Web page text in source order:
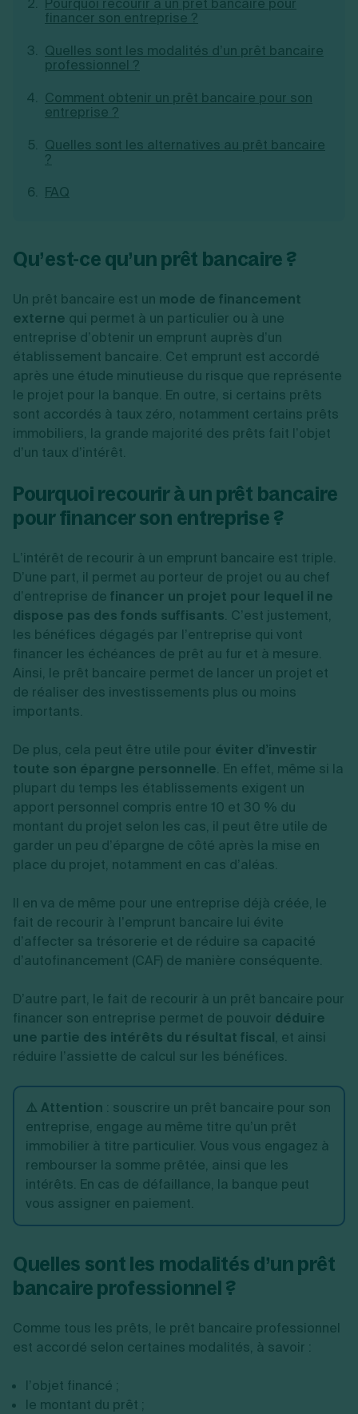
Toutes les modifications
Je suis autonome
Je souhaite être accompagné
Découvrez notre cabinet d'expertise
comptable LS Compta
Création d'EURL
Création de SARL
Création de SAS
Création d'association
Aides à la création d’entreprise
Fermeture d’une entreprise
Pourquoi recourir à un prêt bancaire pour
financer son entreprise ?
Quelles sont les modalités d’un prêt bancaire
professionnel ?
Comment obtenir un prêt bancaire pour son
entreprise ?
Quelles sont les alternatives au prêt bancaire
?
FAQ
Qu’est-ce qu’un prêt bancaire ?
Un prêt bancaire est un mode de financement
externe qui permet à un particulier ou à une
entreprise d’obtenir un emprunt auprès d’un
établissement bancaire. Cet emprunt est accordé
après une étude minutieuse du risque que représente
le projet pour la banque. En outre, si certains prêts
sont accordés à taux zéro, notamment certains prêts
immobiliers, la grande majorité des prêts fait l’objet
d’un taux d’intérêt.
Pourquoi recourir à un prêt bancaire
pour financer son entreprise ?
L’intérêt de recourir à un emprunt bancaire est triple.
D’une part, il permet au porteur de projet ou au chef
d’entreprise de financer un projet pour lequel il ne
dispose pas des fonds suffisants. C’est justement,
les bénéfices dégagés par l’entreprise qui vont
financer les échéances de prêt au fur et à mesure.
Ainsi, le prêt bancaire permet de lancer un projet et
de réaliser des investissements plus ou moins
importants.
De plus, cela peut être utile pour éviter d’investir
toute son épargne personnelle. En effet, même si la
plupart du temps les établissements exigent un
apport personnel compris entre 10 et 30 % du
montant du projet selon les cas, il peut être utile de
garder un peu d’épargne de côté après la mise en
place du projet, notamment en cas d’aléas.
Il en va de même pour une entreprise déjà créée, le
fait de recourir à l’emprunt bancaire lui évite
d’affecter sa trésorerie et de réduire sa capacité
d’autofinancement (CAF) de manière conséquente.
D’autre part, le fait de recourir à un prêt bancaire pour
financer son entreprise permet de pouvoir déduire
une partie des intérêts du résultat fiscal, et ainsi
réduire l’assiette de calcul sur les bénéfices.
⚠️ Attention : souscrire un prêt bancaire pour son
entreprise, engage au même titre qu’un prêt
immobilier à titre particulier. Vous vous engagez à
rembourser la somme prêtée, ainsi que les
intérêts. En cas de défaillance, la banque peut
vous assigner en paiement.
Quelles sont les modalités d’un prêt
bancaire professionnel ?
Comme tous les prêts, le prêt bancaire professionnel
est accordé selon certaines modalités, à savoir :
l’objet financé ;
le montant du prêt ;